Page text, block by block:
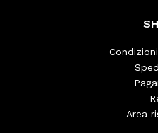
Area